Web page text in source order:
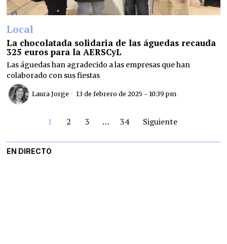
Local
La chocolatada solidaria de las águedas recauda
325 euros para la AERSCyL
Las águedas han agradecido a las empresas que han
colaborado con sus fiestas
Laura Jorge 13 de febrero de 2025 - 10:39 pm
1 2 3 … 34 Siguiente
EN DIRECTO